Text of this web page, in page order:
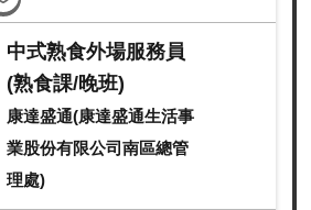
中式熟食外場服務員
(熟食課/晚班)
康達盛通(康達盛通生活事
業股份有限公司南區總管
理處)